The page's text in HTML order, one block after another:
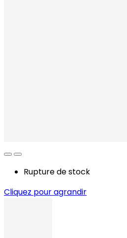
Rupture de stock
Cliquez pour agrandir